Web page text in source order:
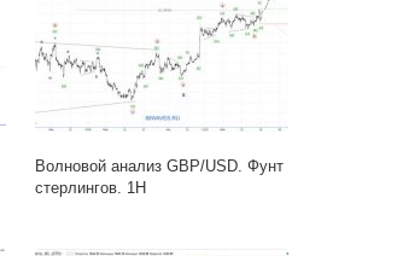
Волновой анализ GBP/USD. Фунт
стерлингов. 1H